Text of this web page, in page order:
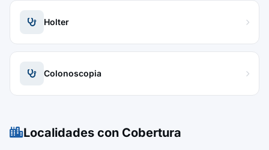
Holter
Colonoscopia
Localidades con Cobertura